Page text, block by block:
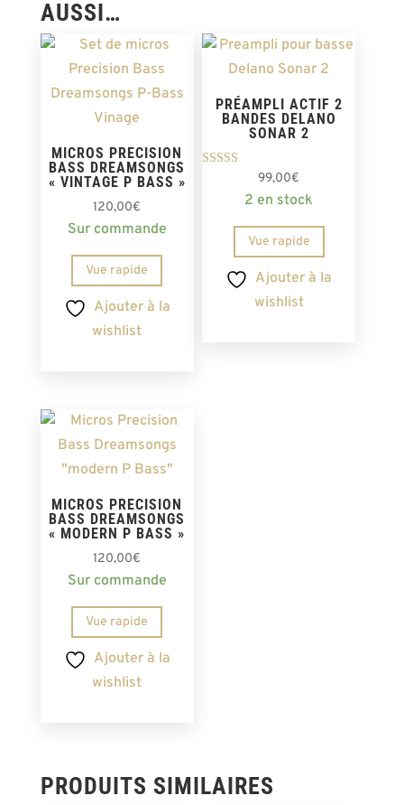
AUSSI…
MICROS PRECISION
BASS DREAMSONGS
« VINTAGE P BASS »
120,00€
Sur commande
Vue rapide
Ajouter à la
wishlist
PRÉAMPLI ACTIF 2
BANDES DELANO
SONAR 2
sur 5
99,00€
2 en stock
Vue rapide
Ajouter à la
wishlist
MICROS PRECISION
BASS DREAMSONGS
« MODERN P BASS »
120,00€
Sur commande
Vue rapide
Ajouter à la
wishlist
PRODUITS SIMILAIRES